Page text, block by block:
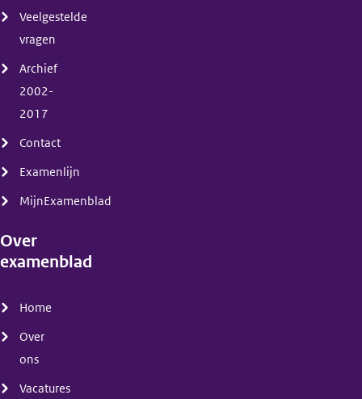
Veelgestelde
vragen
Archief
2002-
2017
Contact
Examenlijn
MijnExamenblad
Over
examenblad
Home
Over
ons
Vacatures